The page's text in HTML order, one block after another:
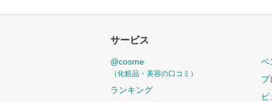
サービス
@cosme
（化粧品・美容の口コミ）
ランキング
ベ
プ